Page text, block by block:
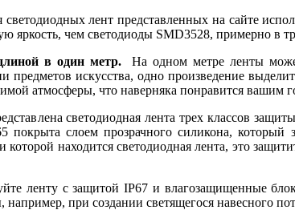
светодиодных лент представленных на сайте
чем светодиоды SMD3528, примерно в
в один метр.
На одном метре ленты
искусства, одно произведение
атмосферы, что наверняка понравится вашим
светодиодная лента трех классов
слоем прозрачного силикона,
которой находится светодиодная лента, это
ленту с защитой IP67 и влагозащищенные
при создании светящегося навесного